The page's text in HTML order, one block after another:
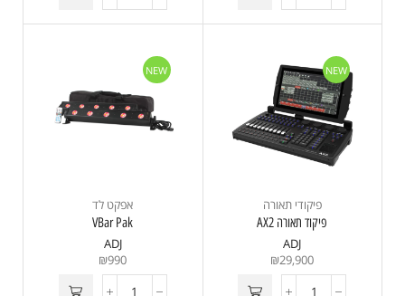
NEW
פיקודי תאורה
פיקוד תאורה AX2
ADJ
₪29,900
NEW
אפקט לד
VBar Pak
ADJ
₪990